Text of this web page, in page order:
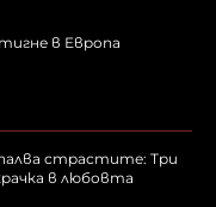
в Европа
страстите: Три
в любовта